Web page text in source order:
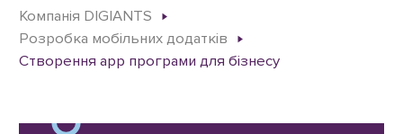
Компанія DIGIANTS
Розробка мобільних додатків
Створення app програми для бізнесу